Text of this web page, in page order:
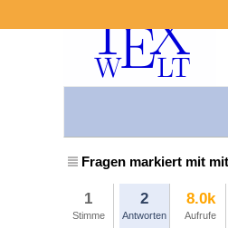
Fragen markiert mit
1
Stimme
2
Antworten
8.0k
Aufrufe